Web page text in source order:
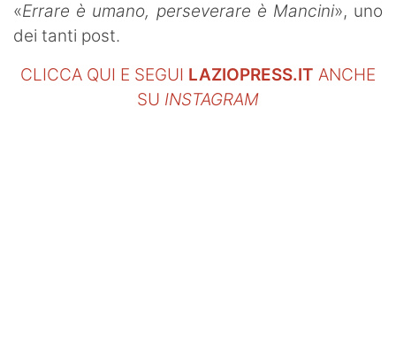
«Errare è umano, perseverare è Mancini», uno
dei tanti post.
CLICCA QUI E SEGUI LAZIOPRESS.IT ANCHE
SU INSTAGRAM